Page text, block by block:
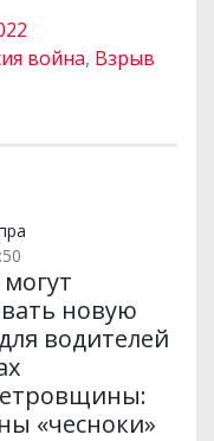
война, Взрыв
новую
водителей
«чесноки»